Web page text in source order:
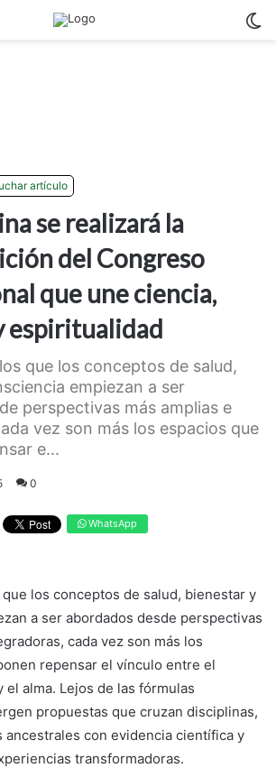
artículo
se realizará la
del Congreso
que une ciencia,
espiritualidad
que los conceptos de salud,
empiezan a ser
perspectivas más amplias e
vez son más los espacios que
e...
0
WhatsApp
los conceptos de salud, bienestar y
a ser abordados desde perspectivas
cada vez son más los
repensar el vínculo entre el
el alma. Lejos de las fórmulas
propuestas que cruzan disciplinas,
ancestrales con evidencia científica y
transformadoras.